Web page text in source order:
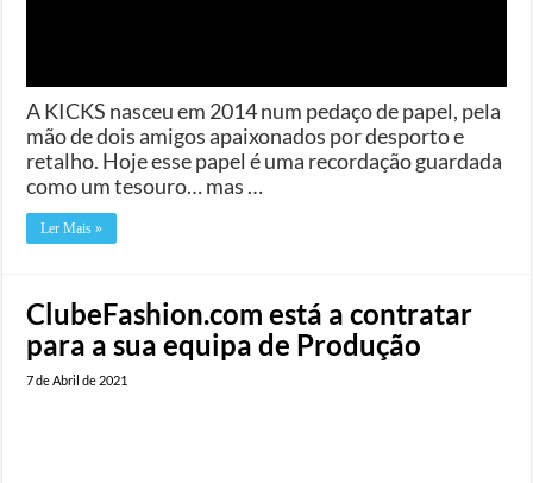
A KICKS nasceu em 2014 num pedaço de papel, pela
mão de dois amigos apaixonados por desporto e
retalho. Hoje esse papel é uma recordação guardada
como um tesouro… mas …
Ler Mais »
ClubeFashion.com está a contratar
para a sua equipa de Produção
7 de Abril de 2021